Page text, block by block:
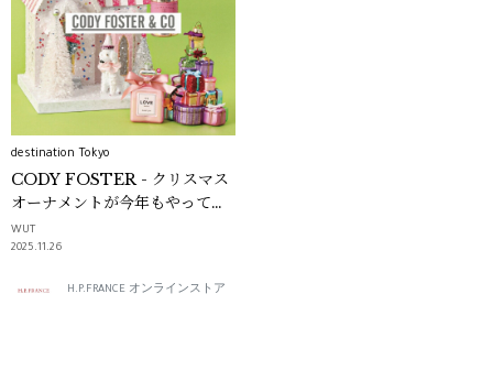
destination Tokyo
CODY FOSTER - クリスマス
オーナメントが今年もやってく
る！ -｜destination Tokyo
WUT
2025.11.26
H.P.FRANCE オンラインストア